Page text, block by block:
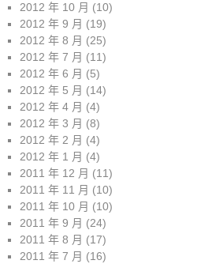
2012 年 10 月 (10)
2012 年 9 月 (19)
2012 年 8 月 (25)
2012 年 7 月 (11)
2012 年 6 月 (5)
2012 年 5 月 (14)
2012 年 4 月 (4)
2012 年 3 月 (8)
2012 年 2 月 (4)
2012 年 1 月 (4)
2011 年 12 月 (11)
2011 年 11 月 (10)
2011 年 10 月 (10)
2011 年 9 月 (24)
2011 年 8 月 (17)
2011 年 7 月 (16)